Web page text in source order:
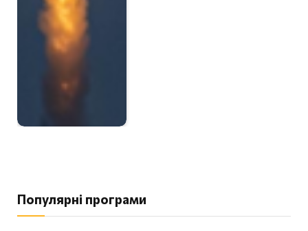
Популярні програми